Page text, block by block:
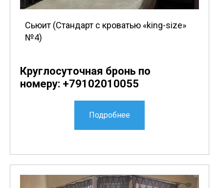
Сьюит (Стандарт с кроватью «king-size»
№4)
Круглосуточная бронь по
номеру: +79102010055
Подробнее